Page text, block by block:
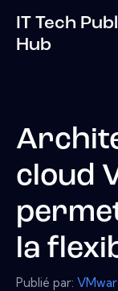
IT Tech
Hub
cloud
la
Publié par: